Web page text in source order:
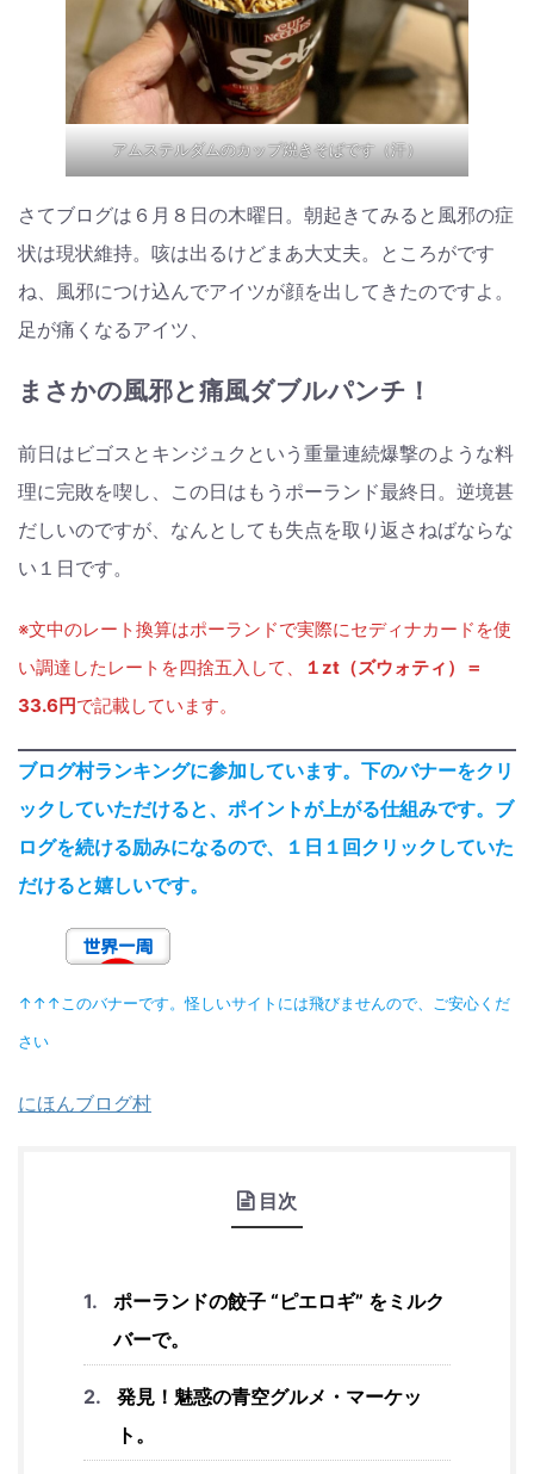
アムステルダムのカップ焼きそばです（汗）
さてブログは６月８日の木曜日。朝起きてみると風邪の症
状は現状維持。咳は出るけどまあ大丈夫。ところがです
ね、風邪につけ込んでアイツが顔を出してきたのですよ。
足が痛くなるアイツ、
まさかの風邪と痛風ダブルパンチ！
前日はビゴスとキンジュクという重量連続爆撃のような料
理に完敗を喫し、この日はもうポーランド最終日。逆境甚
だしいのですが、なんとしても失点を取り返さねばならな
い１日です。
※文中のレート換算はポーランドで実際にセディナカードを使
い調達したレートを四捨五入して、
１zt（ズウォティ）＝
33.6円で記載しています。
ブログ村ランキングに参加しています。下のバナーをクリ
ックしていただけると、ポイントが上がる仕組みです。ブ
ログを続ける励みになるので、１日１回クリックしていた
だけると嬉しいです。
↑↑↑このバナーです。怪しいサイトには飛びませんので、ご安心くだ
さい
にほんブログ村
目次
ポーランドの餃子 “ピエロギ” をミルク
バーで。
発見！魅惑の青空グルメ・マーケッ
ト。